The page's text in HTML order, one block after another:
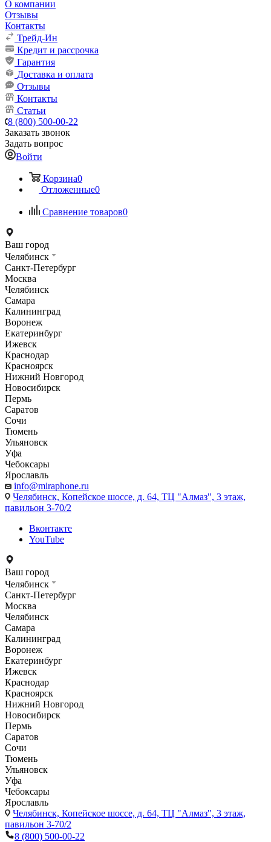
О компании
Отзывы
Контакты
Трейд-Ин
Кредит и рассрочка
Гарантия
Доставка и оплата
Отзывы
Контакты
Статьи
8 (800) 500-00-22
Заказать звонок
Задать вопрос
Войти
Корзина0
Отложенные0
Сравнение товаров0
Ваш город
Челябинск
Санкт-Петербург
Москва
Челябинск
Самара
Калининград
Воронеж
Екатеринбург
Ижевск
Краснодар
Красноярск
Нижний Новгород
Новосибирск
Пермь
Саратов
Сочи
Тюмень
Ульяновск
Уфа
Чебоксары
Ярославль
info@miraphone.ru
Челябинск, Копейское шоссе, д. 64, ТЦ "Алмаз", 3 этаж,
павильон 3-70/2
Вконтакте
YouTube
Ваш город
Челябинск
Санкт-Петербург
Москва
Челябинск
Самара
Калининград
Воронеж
Екатеринбург
Ижевск
Краснодар
Красноярск
Нижний Новгород
Новосибирск
Пермь
Саратов
Сочи
Тюмень
Ульяновск
Уфа
Чебоксары
Ярославль
Челябинск, Копейское шоссе, д. 64, ТЦ "Алмаз", 3 этаж,
павильон 3-70/2
8 (800) 500-00-22